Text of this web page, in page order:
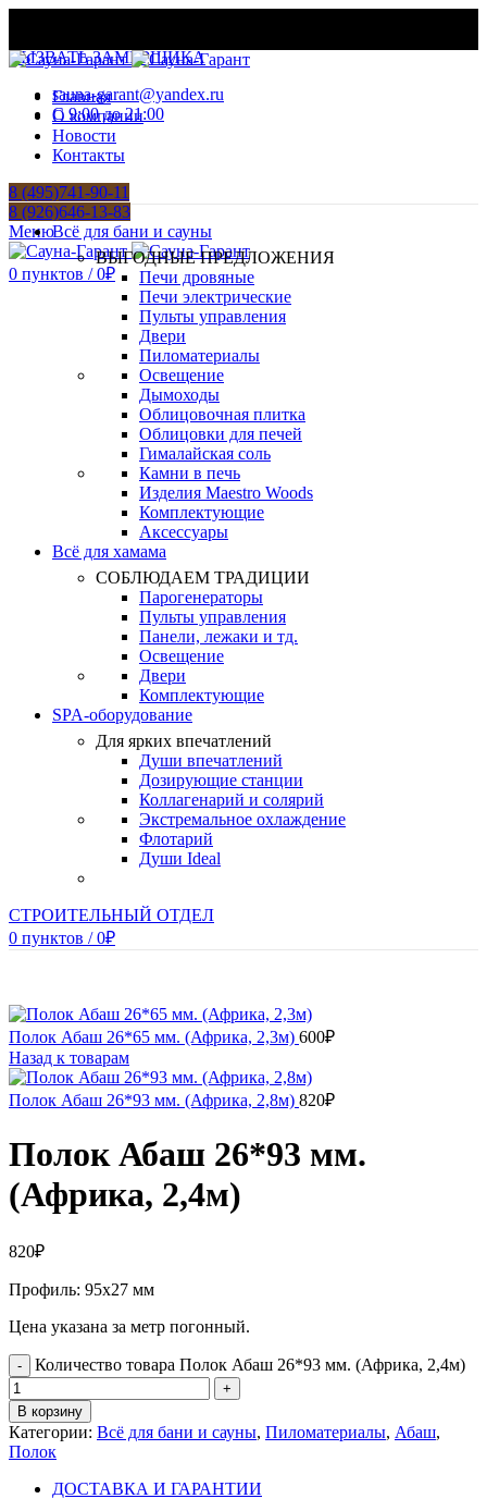
ВЫЗВАТЬ ЗАМЕРЩИКА
sauna-garant@yandex.ru
C 9:00 до 21:00
Главная
О компании
Новости
Контакты
8 (495)741-90-11
8 (926)646-13-83
Меню
0 пунктов / 0₽
Всё для бани и сауны
ВЫГОДНЫЕ ПРЕДЛОЖЕНИЯ
Печи дровяные
Печи электрические
Пульты управления
Двери
Пиломатериалы
Освещение
Дымоходы
Облицовочная плитка
Облицовки для печей
Гималайская соль
Камни в печь
Изделия Maestro Woods
Комплектующие
Аксессуары
Всё для хамама
СОБЛЮДАЕМ ТРАДИЦИИ
Парогенераторы
Пульты управления
Панели, лежаки и тд.
Освещение
Двери
Комплектующие
SPA-оборудование
Для ярких впечатлений
Души впечатлений
Дозирующие станции
Коллагенарий и солярий
Экстремальное охлаждение
Флотарий
Души Ideal
СТРОИТЕЛЬНЫЙ ОТДЕЛ
0 пунктов / 0₽
Полок Абаш 26*65 мм. (Африка, 2,3м) 600₽
Назад к товарам
Полок Абаш 26*93 мм. (Африка, 2,8м) 820₽
Полок Абаш 26*93 мм.
(Африка, 2,4м)
820₽
Профиль: 95х27 мм
Цена указана за метр погонный.
Количество товара Полок Абаш 26*93 мм. (Африка, 2,4м)
В корзину
Категории: Всё для бани и сауны, Пиломатериалы, Абаш,
Полок
ДОСТАВКА И ГАРАНТИИ